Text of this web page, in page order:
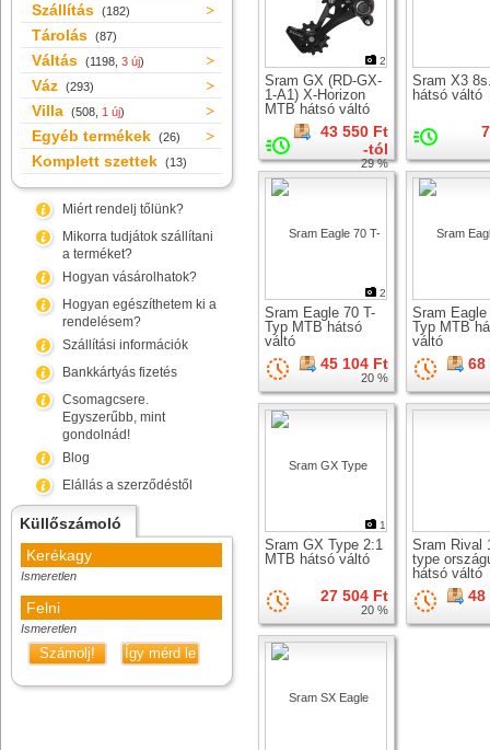
Szállítás (182)
Tárolás (87)
Váltás (1198, 3 új)
Váz (293)
Villa (508, 1 új)
Egyéb termékek (26)
Komplett szettek (13)
Miért rendelj tőlünk?
Mikorra tudjátok szállítani
a terméket?
Hogyan vásárolhatok?
Hogyan egészíthetem ki a
rendelésem?
Szállítási információk
Bankkártyás fizetés
Csomagcsere.
Egyszerűbb, mint
gondolnád!
Blog
Elállás a szerződéstől
Küllőszámoló
Kerékagy
Ismeretlen
Felni
Ismeretlen
Számolj! Így mérd le
2
Sram GX (RD-GX-
1-A1) X-Horizon
MTB hátsó váltó
43 550 Ft
-tól
29 %
Sram X3
hátsó váltó
2
Sram Eagle 70 T-
Typ MTB hátsó
váltó
45 104 Ft
20 %
Sram Eagle
Typ MTB
váltó
68
1
Sram GX Type 2:1
MTB hátsó váltó
27 504 Ft
20 %
Sram Rival
type
hátsó váltó
48